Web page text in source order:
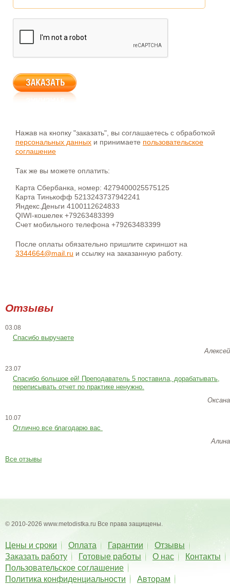
Нажав на кнопку "заказать", вы соглашаетесь с обработкой
персональных данных и принимаете пользовательское
соглашение
Так же вы можете оплатить:
Карта Сбербанка, номер: 4279400025575125
Карта Тинькофф 5213243737942241
Яндекс.Деньги 4100112624833
QIWI-кошелек +79263483399
Счет мобильного телефона +79263483399
После оплаты обязательно пришлите скриншот на
3344664@mail.ru и ссылку на заказанную работу.
Отзывы
03.08
Спасибо выручаете
Алексей
23.07
Cпасибо большое ей! Преподаватель 5 поставила, дорабатывать,
переписывать отчет по практике ненужно.
Оксана
10.07
Отлично все благодарю вас
Алина
Все отзывы
© 2010-2026 www.metodistka.ru Все права защищены.
Цены и сроки Оплата Гарантии
Отзывы
Заказать работу
Готовые работы О нас
Контакты
Пользовательское соглашение
Политика конфиденциальности
Авторам